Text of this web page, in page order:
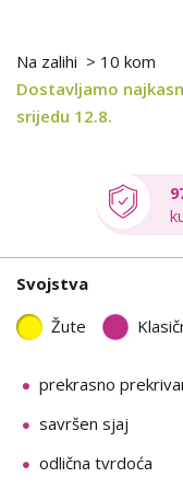
Na zalihi > 10 kom
Dostavljamo
srijedu 12.8.
Svojstva
Žute
prekrasno
savršen sjaj
odlična tvrdoća